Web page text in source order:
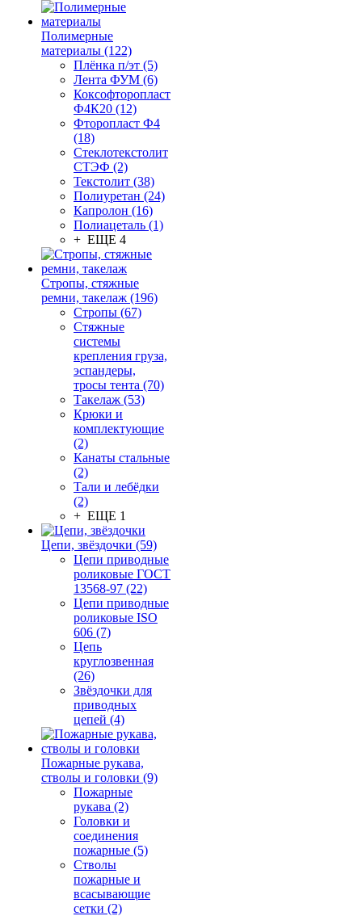
Полимерные
материалы (122)
Плёнка п/эт (5)
Лента ФУМ (6)
Коксофторопласт
Ф4К20 (12)
Фторопласт Ф4
(18)
Стеклотекстолит
СТЭФ (2)
Текстолит (38)
Полиуретан (24)
Капролон (16)
Полиацеталь (1)
+ ЕЩЕ 4
Стропы, стяжные
ремни, такелаж (196)
Стропы (67)
Стяжные
системы
крепления груза,
эспандеры,
тросы тента (70)
Такелаж (53)
Крюки и
комплектующие
(2)
Канаты стальные
(2)
Тали и лебёдки
(2)
+ ЕЩЕ 1
Цепи, звёздочки (59)
Цепи приводные
роликовые ГОСТ
13568-97 (22)
Цепи приводные
роликовые ISO
606 (7)
Цепь
круглозвенная
(26)
Звёздочки для
приводных
цепей (4)
Пожарные рукава,
стволы и головки (9)
Пожарные
рукава (2)
Головки и
соединения
пожарные (5)
Стволы
пожарные и
всасывающие
сетки (2)